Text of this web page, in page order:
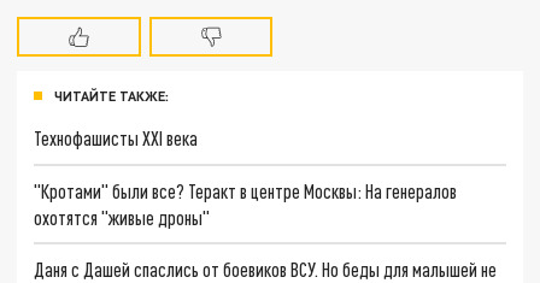
ЧИТАЙТЕ ТАКЖЕ:
Технофашисты XXI века
"Кротами" были все? Теракт в центре Москвы: На генералов
охотятся "живые дроны"
Даня с Дашей спаслись от боевиков ВСУ. Но беды для малышей не